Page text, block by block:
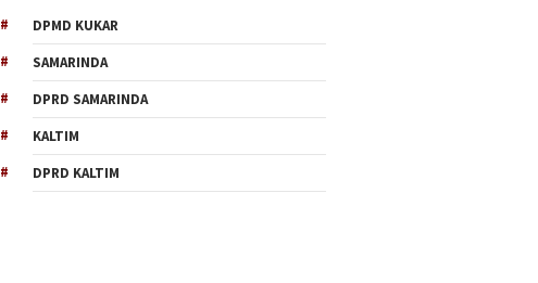
DPMD KUKAR
SAMARINDA
DPRD SAMARINDA
KALTIM
DPRD KALTIM